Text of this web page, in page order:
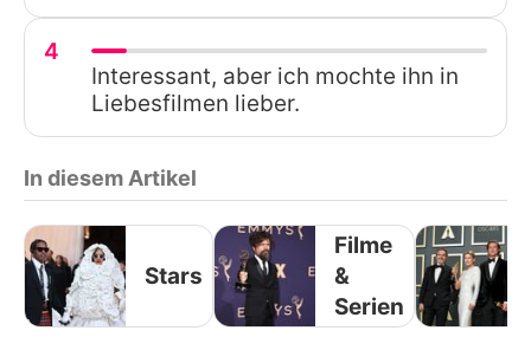
4
Interessant, aber ich mochte ihn in
Liebesfilmen lieber.
In diesem Artikel
Stars
Filme
&
Serien